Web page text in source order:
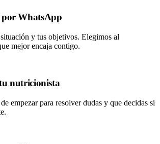
por WhatsApp
y tus objetivos. Elegimos al
mejor encaja contigo.
nutricionista
empezar para resolver dudas y que decidas si